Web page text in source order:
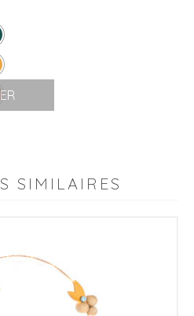
SIMILAIRES